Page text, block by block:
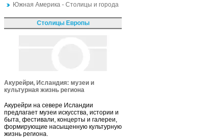
Южная Америка - Столицы и города
Столицы Европы
Акурейри, Исландия: музеи и
культурная жизнь региона
Акурейри на севере Исландии
предлагает музеи искусства, истории и
быта, фестивали, концерты и галереи,
формирующие насыщенную культурную
жизнь региона.